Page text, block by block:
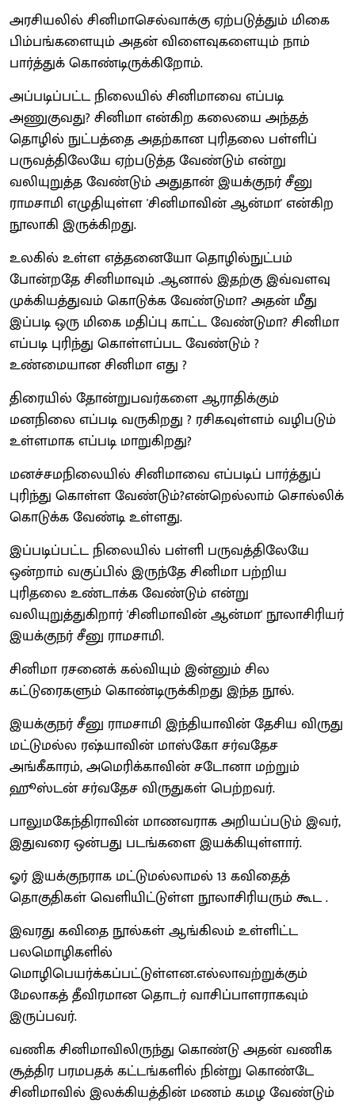
அரசியலில் சினிமாசெல்வாக்கு ஏற்படுத்தும் மிகை
பிம்பங்களையும் அதன் விளைவுகளையும் நாம்
பார்த்துக் கொண்டிருக்கிறோம்.
அப்படிப்பட்ட நிலையில் சினிமாவை எப்படி
அணுகுவது? சினிமா என்கிற கலையை அந்தத்
தொழில் நுட்பத்தை அதற்கான புரிதலை பள்ளிப்
பருவத்திலேயே ஏற்படுத்த வேண்டும் என்று
வலியுறுத்த வேண்டும் அதுதான் இயக்குநர் சீனு
ராமசாமி எழுதியுள்ள 'சினிமாவின் ஆன்மா' என்கிற
நூலாகி இருக்கிறது.
உலகில் உள்ள எத்தனையோ தொழில்நுட்பம்
போன்றதே சினிமாவும் .ஆனால் இதற்கு இவ்வளவு
முக்கியத்துவம் கொடுக்க வேண்டுமா? அதன் மீது
இப்படி ஒரு மிகை மதிப்பு காட்ட வேண்டுமா? சினிமா
எப்படி புரிந்து கொள்ளப்பட வேண்டும் ?
உண்மையான சினிமா எது ?
திரையில் தோன்றுபவர்களை ஆராதிக்கும்
மனநிலை எப்படி வருகிறது ? ரசிகவுள்ளம் வழிபடும்
உள்ளமாக எப்படி மாறுகிறது?
மனச்சமநிலையில் சினிமாவை எப்படிப் பார்த்துப்
புரிந்து கொள்ள வேண்டும்?என்றெல்லாம் சொல்லிக்
கொடுக்க வேண்டி உள்ளது.
இப்படிப்பட்ட நிலையில் பள்ளி பருவத்திலேயே
ஒன்றாம் வகுப்பில் இருந்தே சினிமா பற்றிய
புரிதலை உண்டாக்க வேண்டும் என்று
வலியுறுத்துகிறார் 'சினிமாவின் ஆன்மா' நூலாசிரியர்
இயக்குநர் சீனு ராமசாமி.
சினிமா ரசனைக் கல்வியும் இன்னும் சில
கட்டுரைகளும் கொண்டிருக்கிறது இந்த நூல்.
இயக்குநர் சீனு ராமசாமி இந்தியாவின் தேசிய விருது
மட்டுமல்ல ரஷ்யாவின் மாஸ்கோ சர்வதேச
அங்கீகாரம், அமெரிக்காவின் சடோனா மற்றும்
ஹூஸ்டன் சர்வதேச விருதுகள் பெற்றவர்.
பாலுமகேந்திராவின் மாணவராக அறியப்படும் இவர்,
இதுவரை ஒன்பது படங்களை இயக்கியுள்ளார்.
ஓர் இயக்குநராக மட்டுமல்லாமல் 13 கவிதைத்
தொகுதிகள் வெளியிட்டுள்ள நூலாசிரியரும் கூட .
இவரது கவிதை நூல்கள் ஆங்கிலம் உள்ளிட்ட
பலமொழிகளில்
மொழிபெயர்க்கப்பட்டுள்ளன.எல்லாவற்றுக்கும்
மேலாகத் தீவிரமான தொடர் வாசிப்பாளராகவும்
இருப்பவர்.
வணிக சினிமாவிலிருந்து கொண்டு அதன் வணிக
சூத்திர பரமபதக் கட்டங்களில் நின்று கொண்டே
சினிமாவில் இலக்கியத்தின் மணம் கமழ வேண்டும்